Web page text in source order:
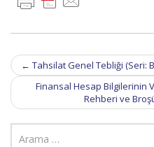
Post
navigation
← Tahsilat Genel Tebliği (Seri: B
Finansal Hesap Bilgilerinin
Rehberi ve